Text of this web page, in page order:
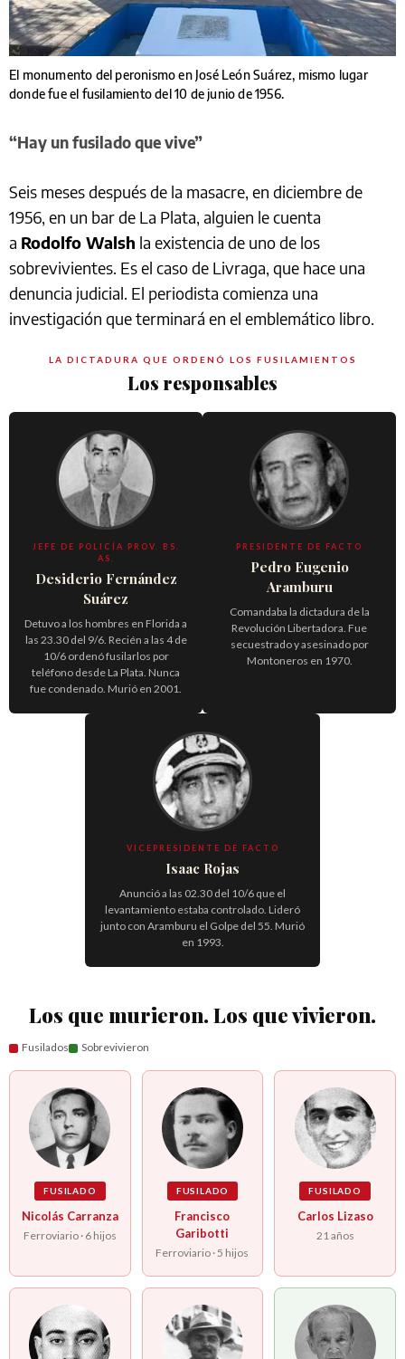
El monumento del peronismo en José León Suárez, mismo lugar
donde fue el fusilamiento del 10 de junio de 1956.
“Hay un fusilado que vive”
Seis meses después de la masacre, en diciembre de
1956, en un bar de La Plata, alguien le cuenta
a Rodolfo Walsh la existencia de uno de los
sobrevivientes. Es el caso de Livraga, que hace una
denuncia judicial. El periodista comienza una
investigación que terminará en el emblemático libro.
LA DICTADURA QUE ORDENÓ LOS FUSILAMIENTOS
Los responsables
JEFE DE POLICÍA PROV. BS.
AS.
Desiderio Fernández
Suárez
Detuvo a los hombres en Florida a
las 23.30 del 9/6. Recién a las 4 de
10/6 ordenó fusilarlos por
teléfono desde La Plata. Nunca
fue condenado. Murió en 2001.
PRESIDENTE DE FACTO
Pedro Eugenio
Aramburu
Comandaba la dictadura de la
Revolución Libertadora. Fue
secuestrado y asesinado por
Montoneros en 1970.
VICEPRESIDENTE DE FACTO
Isaac Rojas
Anunció a las 02.30 del 10/6 que el
levantamiento estaba controlado. Lideró
junto con Aramburu el Golpe del 55. Murió
en 1993.
Los que murieron. Los que vivieron.
Fusilados Sobrevivieron
FUSILADO
Nicolás Carranza
Ferroviario · 6 hijos
FUSILADO
Francisco
Garibotti
Ferroviario · 5 hijos
FUSILADO
Carlos Lizaso
21 años